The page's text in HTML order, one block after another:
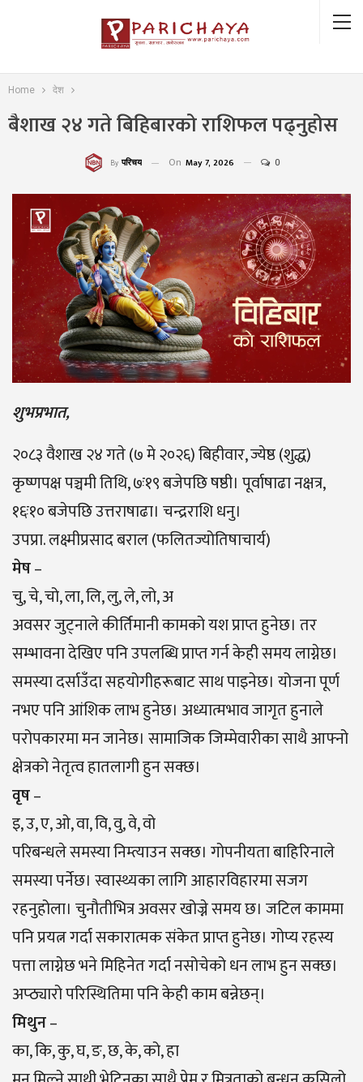
Home देश
बैशाख २४ गते बिहिबारको राशिफल पढ्नुहोस
By परिचय On May 7, 2026 0
शुभप्रभात,
२०८३ वैशाख २४ गते (७ मे २०२६) बिहीवार, ज्येष्ठ (शुद्ध)
कृष्णपक्ष पञ्चमी तिथि, ७ः१९ बजेपछि षष्ठी। पूर्वाषाढा नक्षत्र,
१६ः१० बजेपछि उत्तराषाढा। चन्द्रराशि धनु।
उपप्रा. लक्ष्मीप्रसाद बराल (फलितज्योतिषाचार्य)
मेष–
चु, चे, चो, ला, लि, लु, ले, लो, अ
अवसर जुट्नाले कीर्तिमानी कामको यश प्राप्त हुनेछ। तर
सम्भावना देखिए पनि उपलब्धि प्राप्त गर्न केही समय लाग्नेछ।
समस्या दर्साउँदा सहयोगीहरूबाट साथ पाइनेछ। योजना पूर्ण
नभए पनि आंशिक लाभ हुनेछ। अध्यात्मभाव जागृत हुनाले
परोपकारमा मन जानेछ। सामाजिक जिम्मेवारीका साथै आफ्नो
क्षेत्रको नेतृत्व हातलागी हुन सक्छ।
वृष–
इ, उ, ए, ओ, वा, वि, वु, वे, वो
परिबन्धले समस्या निम्त्याउन सक्छ। गोपनीयता बाहिरिनाले
समस्या पर्नेछ। स्वास्थ्यका लागि आहारविहारमा सजग
रहनुहोला। चुनौतीभित्र अवसर खोज्ने समय छ। जटिल काममा
पनि प्रयत्न गर्दा सकारात्मक संकेत प्राप्त हुनेछ। गोप्य रहस्य
पत्ता लाग्नेछ भने मिहिनेत गर्दा नसोचेको धन लाभ हुन सक्छ।
अप्ठ्यारो परिस्थितिमा पनि केही काम बन्नेछन्।
मिथुन–
का, कि, कु, घ, ङ, छ, के, को, हा